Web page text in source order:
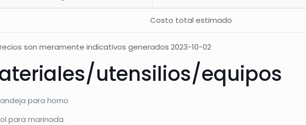
Costo total estimado
son meramente indicativos generados 2023-10-02
utensilios/equipos
para horno
para marinada